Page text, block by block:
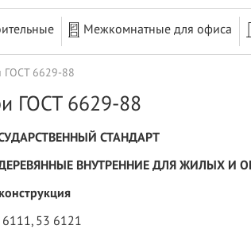
Межкомнатные для офиса
ГОСТ 6629-88
ГОСТ 6629-88
СТАНДАРТ
ВНУТРЕННИЕ ДЛЯ ЖИЛЫХ И
53 6121